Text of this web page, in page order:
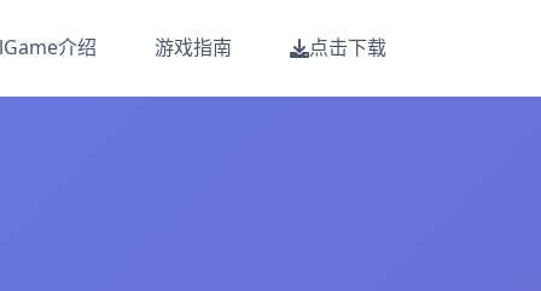
介绍 游戏指南 点击下载